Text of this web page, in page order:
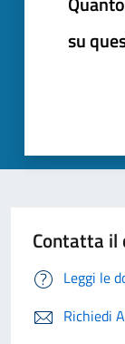
su
Contatta il
Leggi le
Richiedi